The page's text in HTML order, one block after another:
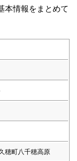
本情報をまとめて
穂町八千穂高原